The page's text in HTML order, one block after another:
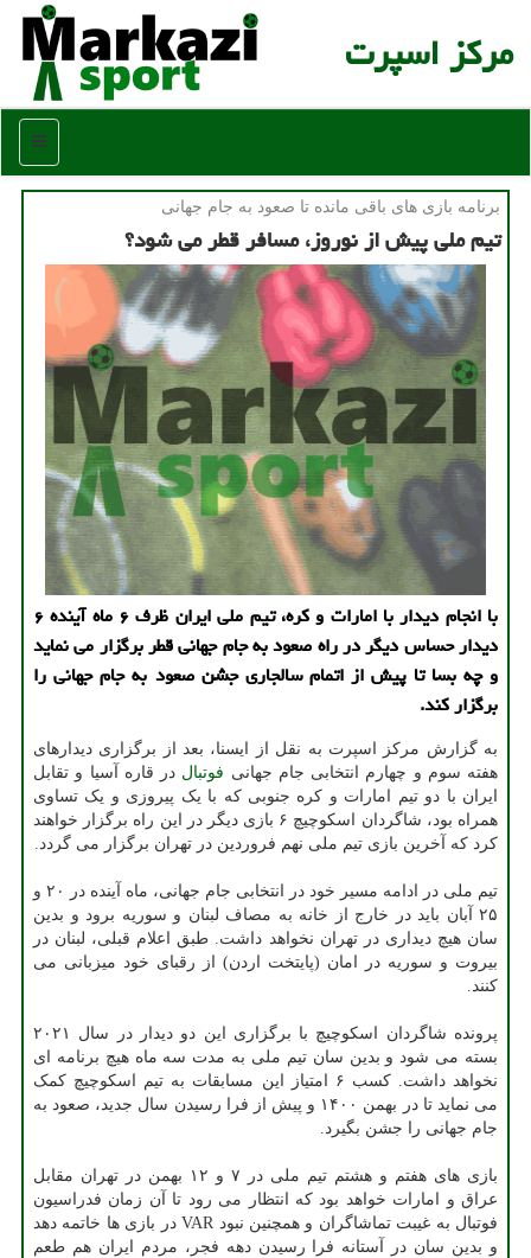
مركز اسپرت
منو
برنامه بازی های باقی مانده تا صعود به جام جهانی
تیم ملی پیش از نوروز، مسافر قطر می شود؟
با انجام دیدار با امارات و کره، تیم ملی ایران ظرف ۶ ماه آینده ۶
دیدار حساس دیگر در راه صعود به جام جهانی قطر برگزار می نماید
و چه بسا تا پیش از اتمام سالجاری جشن صعود به جام جهانی را
برگزار کند.
به گزارش مرکز اسپرت به نقل از ایسنا، بعد از برگزاری دیدارهای
هفته سوم و چهارم انتخابی جام جهانی فوتبال در قاره آسیا و تقابل
ایران با دو تیم امارات و کره جنوبی که با یک پیروزی و یک تساوی
همراه بود، شاگردان اسکوچیچ ۶ بازی دیگر در این راه برگزار خواهند
کرد که آخرین بازی تیم ملی نهم فروردین در تهران برگزار می گردد.
تیم ملی در ادامه مسیر خود در انتخابی جام جهانی، ماه آینده در ۲۰ و
۲۵ آبان باید در خارج از خانه به مصاف لبنان و سوریه برود و بدین
سان هیچ دیداری در تهران نخواهد داشت. طبق اعلام قبلی، لبنان در
بیروت و سوریه در امان (پایتخت اردن) از رقبای خود میزبانی می
کنند.
پرونده شاگردان اسکوچیچ با برگزاری این دو دیدار در سال ۲۰۲۱
بسته می شود و بدین سان تیم ملی به مدت سه ماه هیچ برنامه ای
نخواهد داشت. کسب ۶ امتیاز این مسابقات به تیم اسکوچیچ کمک
می نماید تا در بهمن ۱۴۰۰ و پیش از فرا رسیدن سال جدید، صعود به
جام جهانی را جشن بگیرد.
بازی های هفتم و هشتم تیم ملی در ۷ و ۱۲ بهمن در تهران مقابل
عراق و امارات خواهد بود که انتظار می رود تا آن زمان فدراسیون
فوتبال به غیبت تماشاگران و همچنین نبود VAR در بازی ها خاتمه دهد
و بدین سان در آستانه فرا رسیدن دهه فجر، مردم ایران هم طعم